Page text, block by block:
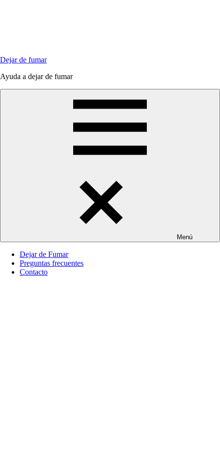
Dejar de fumar
Ayuda a dejar de fumar
Menú
Dejar de Fumar
Preguntas frecuentes
Contacto